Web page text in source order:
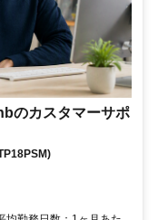
のカスタマーサポ